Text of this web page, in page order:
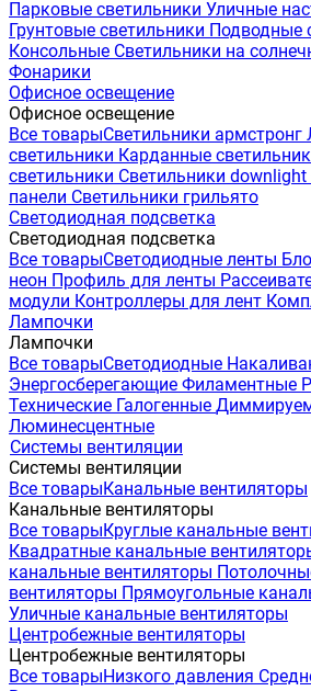
Парковые светильники Уличные
Грунтовые светильники Подводные
Консольные Светильники на
Фонарики
Офисное освещение
Офисное освещение
Все товарыСветильники армстронг
светильники Карданные
светильники Светильники downlight
панели Светильники грильято
Светодиодная подсветка
Светодиодная подсветка
Все товарыСветодиодные ленты
неон Профиль для ленты
модули Контроллеры для лент
Лампочки
Лампочки
Все товарыСветодиодные
Энергосберегающие Филаментные
Технические Галогенные
Люминесцентные
Системы вентиляции
Системы вентиляции
Все товарыКанальные вентиляторы
Канальные вентиляторы
Все товарыКруглые канальные
Квадратные канальные
канальные вентиляторы
вентиляторы Прямоугольные
Уличные канальные вентиляторы
Центробежные вентиляторы
Центробежные вентиляторы
Все товарыНизкого давления